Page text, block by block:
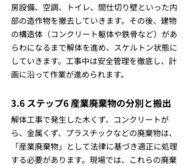
房設備、空調、トイレ、間仕切り壁といった内
部の造作物を撤去していきます。その後、建物
の構造体（コンクリート躯体や鉄骨など）があ
らわになるまで解体を進め、スケルトン状態に
していきます。工事中は安全管理を徹底し、計
画に沿って作業が進められます。
3.6 ステップ6 産業廃棄物の分別と搬出
解体工事で発生した木くず、コンクリートが
ら、金属くず、プラスチックなどの廃棄物は、
「産業廃棄物」として法律に基づき適正に処理
する必要があります。現場では、これらの廃棄